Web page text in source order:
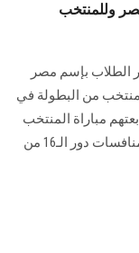
وللمنتخب
الطلاب بإسم مصر
من البطولة في
مباراة المنتخب
الوطني المصري أمام نظيره الأرجنتيني ضمن منافسات دور الـ16 من